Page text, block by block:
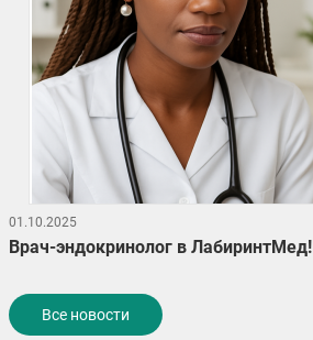
01.10.2025
Врач-эндокринолог в ЛабиринтМед!
Все новости